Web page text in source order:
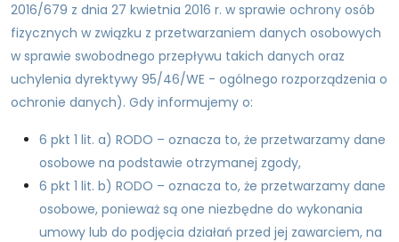
2016/679 z dnia 27 kwietnia 2016 r. w sprawie ochrony osób
fizycznych w związku z przetwarzaniem danych osobowych
w sprawie swobodnego przepływu takich danych oraz
uchylenia dyrektywy 95/46/WE - ogólnego rozporządzenia o
ochronie danych). Gdy informujemy o:
6 pkt 1 lit. a) RODO – oznacza to, że przetwarzamy dane
osobowe na podstawie otrzymanej zgody,
6 pkt 1 lit. b) RODO – oznacza to, że przetwarzamy dane
osobowe, ponieważ są one niezbędne do wykonania
umowy lub do podjęcia działań przed jej zawarciem, na